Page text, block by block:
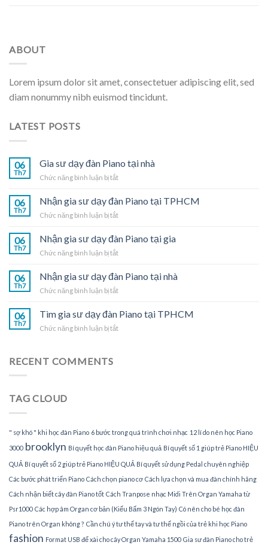
ABOUT
Lorem ipsum dolor sit amet, consectetuer adipiscing elit, sed
diam nonummy nibh euismod tincidunt.
LATEST POSTS
06
Th7
Gia sư dạy đàn Piano tại nhà
Chức năng bình luận bị tắtở
dạy
đàn
tại
06
Th7
Nhận gia sư dạy đàn Piano tại TPHCM
Chức năng bình luận bị tắtở
gia
sư
dạy
Piano
TPHCM
06
Th7
Nhận gia sư dạy đàn Piano tại gia
Chức năng bình luận bị tắtở
gia
sư
dạy
Piano
gia
06
Th7
Nhận gia sư dạy đàn Piano tại nhà
Chức năng bình luận bị tắtở
gia
sư
dạy
06
Th7
Tìm gia sư dạy đàn Piano tại TPHCM
Chức năng bình luận bị tắtở
RECENT COMMENTS
TAG CLOUD
" sợ khó " khi học đàn Piano 6 bước trong quá trình chơi nhạc 12 lí do nên học Piano
3000 brooklyn Bí quyết học đàn Piano hiệu quả Bí quyết số 1 giúp trẻ Piano HIỆU
QUẢ Bí quyết số 2 giúp trẻ Piano HIỆU QUẢ Bí quyết sử dụng Pedal chuyên nghiệp
Các bước phát triển Piano Cách chọn piano cơ Cách lựa chọn và mua đàn chính hãng
Cách nhận biết cây đàn Piano tốt Cách Tranpose nhạc Midi Trên Organ Yamaha từ
Psr1000 Các hợp âm Organ cơ bản (Kiểu Bấm 3 Ngón Tay) Có nên cho bé học đàn
Piano trên Organ không ? Cần chú ý tư thế tay và tư thế ngồi của trẻ khi học Piano
fashion Format USB để xài cho cây Organ Yamaha 1500 Gia sư đàn Piano cho trẻ